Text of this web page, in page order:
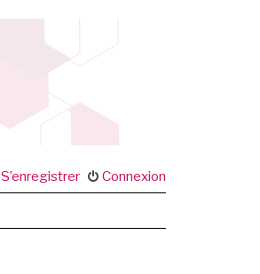
Connexion
S’enregistrer